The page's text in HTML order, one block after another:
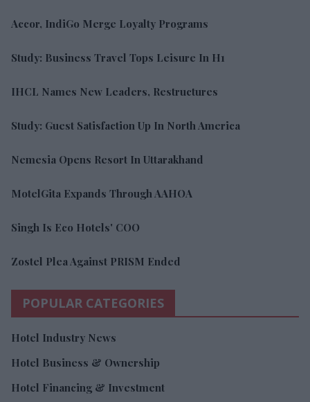
Accor, IndiGo Merge Loyalty Programs
Study: Business Travel Tops Leisure In H1
IHCL Names New Leaders, Restructures
Study: Guest Satisfaction Up In North America
Nemesia Opens Resort In Uttarakhand
MotelGita Expands Through AAHOA
Singh Is Eco Hotels' COO
Zostel Plea Against PRISM Ended
POPULAR CATEGORIES
Hotel Industry News
Hotel Business & Ownership
Hotel Financing & Investment